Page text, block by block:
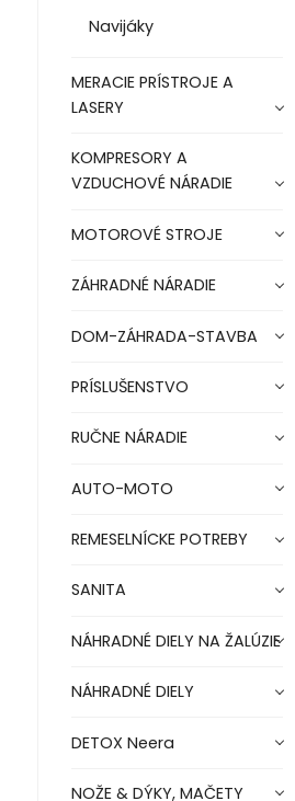
Navijáky
MERACIE PRÍSTROJE A
LASERY
KOMPRESORY A
VZDUCHOVÉ NÁRADIE
MOTOROVÉ STROJE
ZÁHRADNÉ NÁRADIE
DOM-ZÁHRADA-STAVBA
PRÍSLUŠENSTVO
RUČNE NÁRADIE
AUTO-MOTO
REMESELNÍCKE POTREBY
SANITA
NÁHRADNÉ DIELY NA ŽALÚZIE
NÁHRADNÉ DIELY
DETOX Neera
NOŽE & DÝKY, MAČETY